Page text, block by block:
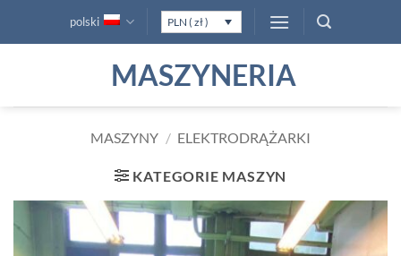
polski PLN ( zł )
MASZYNERIA
MASZYNY / ELEKTRODRĄŻARKI
KATEGORIE MASZYN